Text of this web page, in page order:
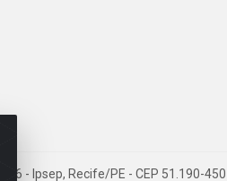
- Ipsep, Recife/PE - CEP 51.190-